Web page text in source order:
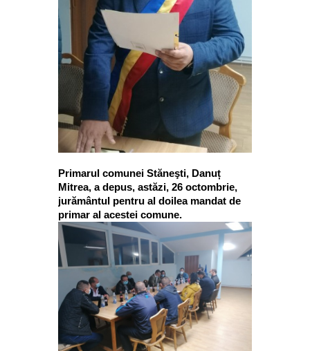
Primarul comunei Stăneşti, Danuț
Mitrea, a depus, astăzi, 26 octombrie,
jurământul pentru al doilea mandat de
primar al acestei comune.